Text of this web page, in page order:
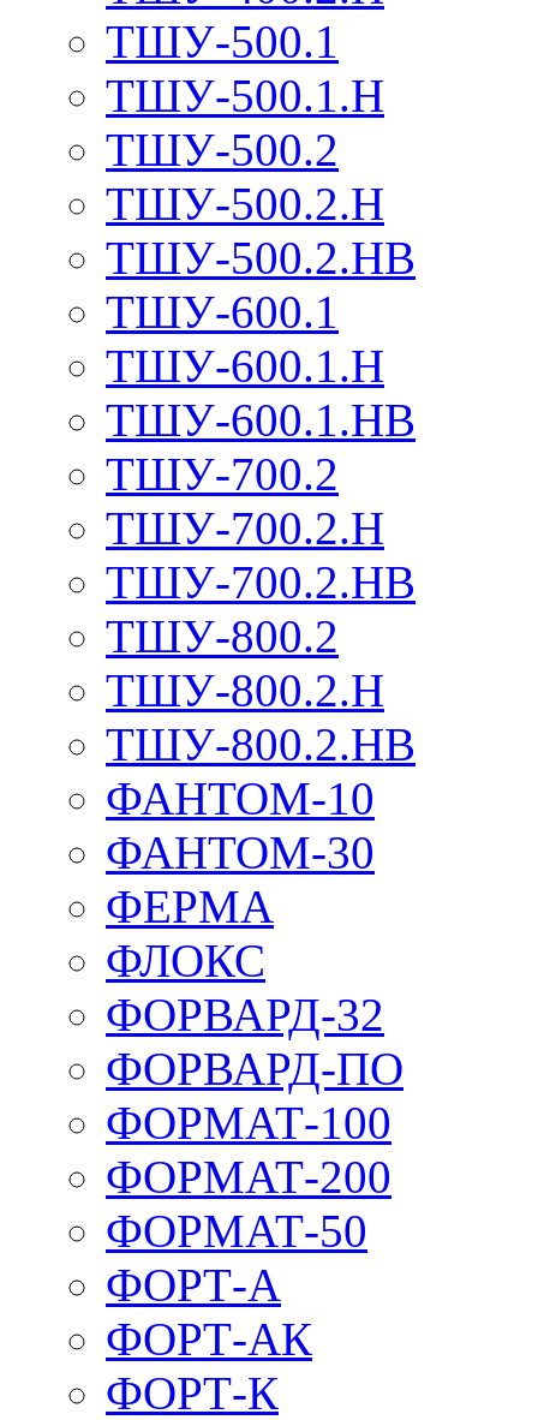
ТШУ-500.1
ТШУ-500.1.Н
ТШУ-500.2
ТШУ-500.2.Н
ТШУ-500.2.НВ
ТШУ-600.1
ТШУ-600.1.Н
ТШУ-600.1.НВ
ТШУ-700.2
ТШУ-700.2.Н
ТШУ-700.2.НВ
ТШУ-800.2
ТШУ-800.2.Н
ТШУ-800.2.НВ
ФАНТОМ-10
ФАНТОМ-30
ФЕРМА
ФЛОКС
ФОРВАРД-32
ФОРВАРД-ПО
ФОРМАТ-100
ФОРМАТ-200
ФОРМАТ-50
ФОРТ-А
ФОРТ-АК
ФОРТ-К